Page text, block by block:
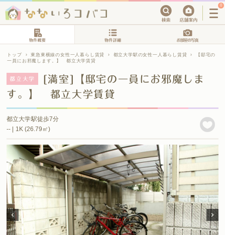
0
トップ › 東急東横線の女性一人暮らし賃貸 › 都立大学駅の女性一人暮らし賃貸 ›
【邸宅の
一員にお邪魔します。】 都立大学賃貸
都立大学
[満室]【邸宅の一員にお邪魔しま
す。】 都立大学賃貸
都立大学駅徒歩7分
-- | 1K (26.79㎡)